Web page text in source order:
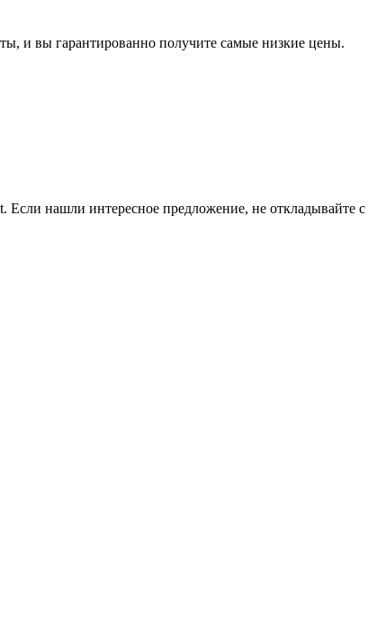
и вы гарантированно получите самые низкие цены.
нашли интересное предложение, не откладывайте с